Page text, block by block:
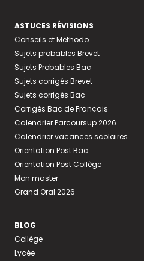
ASTUCES RÉVISIONS
Conseils et Méthodo
Sujets probables Brevet
Sujets Probables Bac
Sujets corrigés Brevet
Sujets corrigés Bac
Corrigés Bac de Français
Calendrier Parcoursup 2026
Calendrier vacances scolaires
Orientation Post Bac
Orientation Post Collège
Mon master
Grand Oral 2026
BLOG
Collège
Lycée